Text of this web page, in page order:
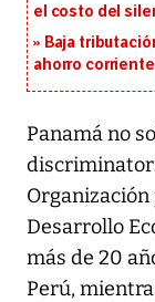
el costo del
Baja
ahorro
Panamá no
Organización
Desarrollo
más de 20
Perú,